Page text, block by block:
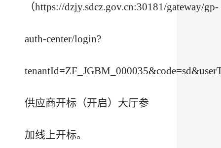
（https://dzjy.sdcz.gov.cn:30181/gateway/gp-
auth-center/login?
供应商开标（开启）大厅参
加线上开标。